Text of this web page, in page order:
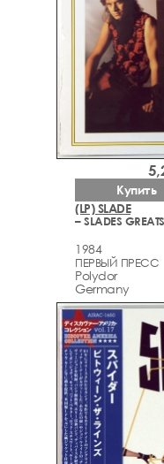
(LP) SLADE
– SLADES GREATS
1984
ПЕРВЫЙ ПРЕСС
Polydor
Germany
Купить